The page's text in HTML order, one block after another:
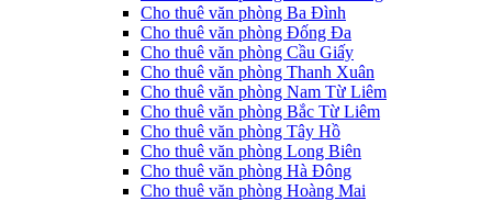
Cho thuê văn phòng Ba Đình
Cho thuê văn phòng Đống Đa
Cho thuê văn phòng Cầu Giấy
Cho thuê văn phòng Thanh Xuân
Cho thuê văn phòng Nam Từ Liêm
Cho thuê văn phòng Bắc Từ Liêm
Cho thuê văn phòng Tây Hồ
Cho thuê văn phòng Long Biên
Cho thuê văn phòng Hà Đông
Cho thuê văn phòng Hoàng Mai